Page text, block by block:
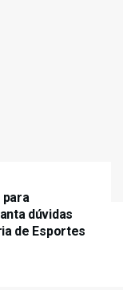
para
dúvidas
de Esportes